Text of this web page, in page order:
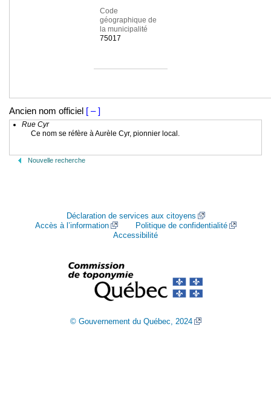
Code
géographique de
la municipalité
75017
Ancien nom officiel [ – ]
Rue Cyr
Ce nom se réfère à Aurèle Cyr, pionnier local.
Nouvelle recherche
Déclaration de services aux citoyens
Accès à l’information
Politique de confidentialité
Accessibilité
© Gouvernement du Québec, 2024